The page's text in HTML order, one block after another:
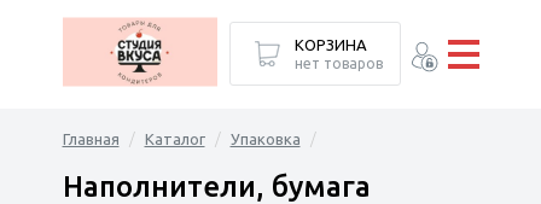
Главная Каталог Упаковка
Наполнители, бумага
КОРЗИНА
нет товаров